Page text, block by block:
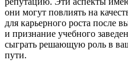
они могут повлиять на
для карьерного роста после
и признание учебного
сыграть решающую роль в
пути.